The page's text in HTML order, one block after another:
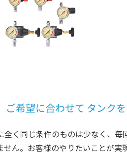
ご希望に合わせて タンク
く同じ条件のものは少なく、毎
ん。お客様のやりたいことが実